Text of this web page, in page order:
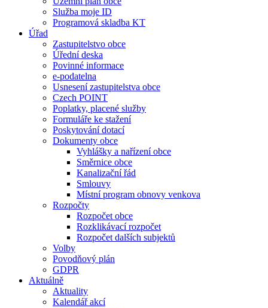
Služba moje ID
Programová skladba KT
Úřad
Zastupitelstvo obce
Úřední deska
Povinné informace
e-podatelna
Usnesení zastupitelstva obce
Czech POINT
Poplatky, placené služby
Formuláře ke stažení
Poskytování dotací
Dokumenty obce
Vyhlášky a nařízení obce
Směrnice obce
Kanalizační řád
Smlouvy
Místní program obnovy venkova
Rozpočty
Rozpočet obce
Rozklikávací rozpočet
Rozpočet dalších subjektů
Volby
Povodňový plán
GDPR
Aktuálně
Aktuality
Kalendář akcí